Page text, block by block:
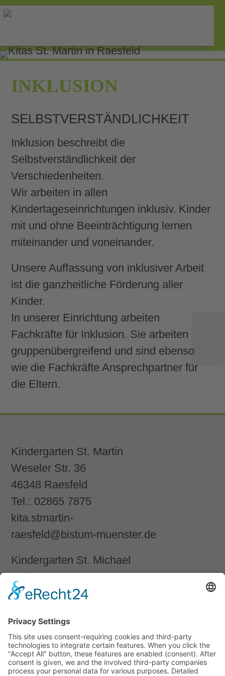
INKLUSION
SELBSTVERSTÄNDLICHKEIT
Inklusion beschreibt die
Selbstverständlichkeit der
Verschiedenheiten.
Wir arbeiten in allen
Kindertageseinrichtungen inklusiv. Kinder
mit und ohne Beeinträchtigung lernen
miteinander und voneinander.
Unsere Auffassung von inklusiver Arbeit
ist die ganzheitliche Förderung aller
Kinder.
In unserer Einrichtung arbeiten
Fachkräfte für Inklusion. Sie arbeiten
gruppenübergreifend und sind ebenso
wie die Fachkräfte Ansprechpartner für
die Eltern.
Kindergarten St. Martin
Weseler Str. 36
46348 Raesfeld
Tel.: 02865 7875
kita.stmartin-
raesfeld@bistum-muenster.de
Kindergarten St. Michael
Brökerstegge 27
46348 Raesfeld
kita.stmichael-
raesfeld@bistum-muenster.de